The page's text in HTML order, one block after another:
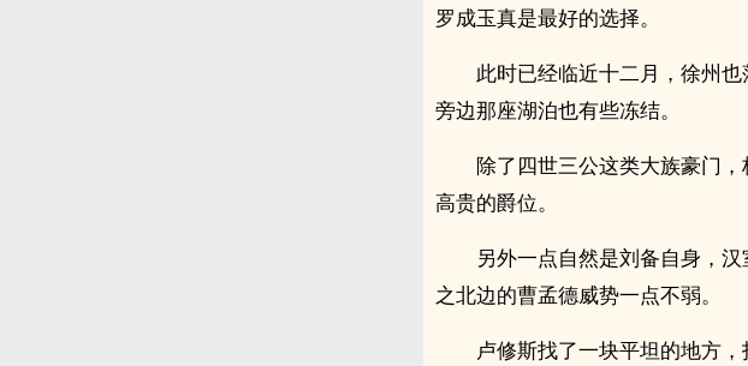
罗成玉真是最好的选择。
此时已经临近十二月，徐州
旁边那座湖泊也有些冻结。
除了四世三公这类大族豪门
高贵的爵位。
另外一点自然是刘备自身，
之北边的曹孟德威势一点不弱。
卢修斯找了一块平坦的地方